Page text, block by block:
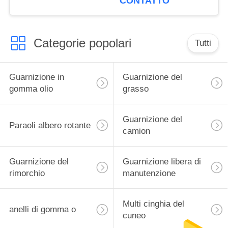
Categorie popolari Tutti
Guarnizione in
gomma olio
Guarnizione del
grasso
Paraoli albero rotante
Guarnizione del
camion
Guarnizione del
rimorchio
Guarnizione libera di
manutenzione
anelli di gomma o
Multi cinghia del
cuneo